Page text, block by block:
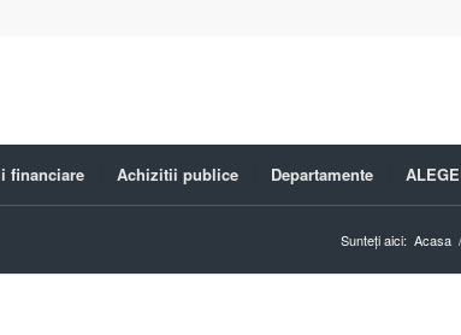
financiare Achizitii publice Departamente
Sunteți aici: Acasa /